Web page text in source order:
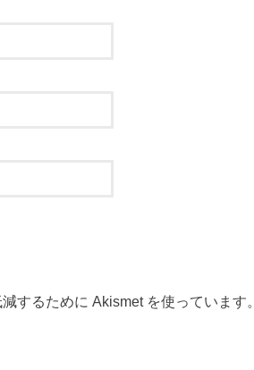
するために Akismet を使っています。